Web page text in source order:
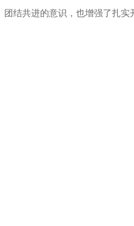
结共进的意识，也增强了扎实